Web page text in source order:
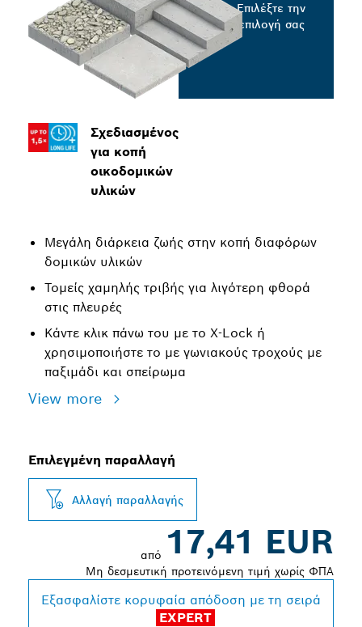
Σχεδιασμένος
για κοπή
οικοδομικών
υλικών
Μεγάλη διάρκεια ζωής στην κοπή διαφόρων
δομικών υλικών
Τομείς χαμηλής τριβής για λιγότερη φθορά
στις πλευρές
Κάντε κλικ πάνω του με το X-Lock ή
χρησιμοποιήστε το με γωνιακούς τροχούς με
παξιμάδι και σπείρωμα
View more
Επιλέξτε την
επιλογή σας
Επιλεγμένη παραλλαγή
Αλλαγή παραλλαγής
από 17,41 EUR
Μη δεσμευτική προτεινόμενη τιμή χωρίς ΦΠΑ
Εξασφαλίστε κορυφαία απόδοση με τη σειρά
EXPERT